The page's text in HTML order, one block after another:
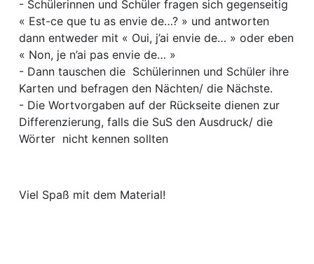
- Schülerinnen und Schüler fragen sich gegenseitig
« Est-ce que tu as envie de…? » und antworten
dann entweder mit « Oui, j’ai envie de… » oder eben
« Non, je n’ai pas envie de… »
- Dann tauschen die Schülerinnen und Schüler ihre
Karten und befragen den Nächten/ die Nächste.
- Die Wortvorgaben auf der Rückseite dienen zur
Differenzierung, falls die SuS den Ausdruck/ die
Wörter nicht kennen sollten
Viel Spaß mit dem Material!